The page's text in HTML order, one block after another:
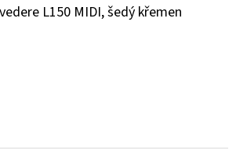
L150 MIDI, šedý křemen